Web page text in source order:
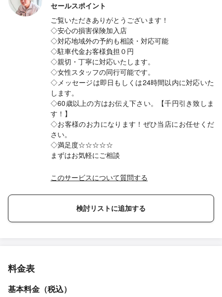
セールスポイント
ご覧いただきありがとうございます！
◇安心の損害保険加入店
◇対応地域外の予約も相談・対応可能
◇駐車代金お客様負担０円
◇親切・丁寧に対応いたします。
◇女性スタッフの同行可能です。
◇メッセージは即日もしくは24時間以内に対応いた
します。
◇60歳以上の方はお伝え下さい。【千円引き致しま
す！】
◇お客様のお力になります！ぜひ当店にお任せくだ
さい。
◇満足度☆☆☆☆☆
まずはお気軽にご相談
このサービスについて質問する
検討リストに追加する
料金表
基本料金（税込）